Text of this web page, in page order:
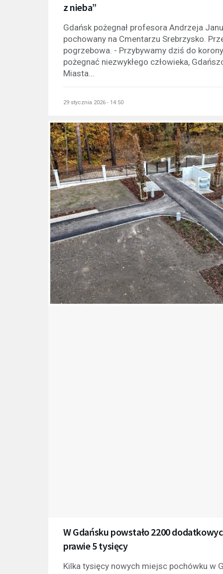
z nieba”
Gdańsk pożegnał profesora Andrzeja
pochowany na Cmentarzu Srebrzysko.
pogrzebowa. - Przybywamy dziś do
pożegnać niezwykłego człowieka,
Miasta...
29 stycznia 2026 - 14:50
W Gdańsku powstało 2200
prawie 5 tysięcy
Kilka tysięcy nowych miejsc pochówku w